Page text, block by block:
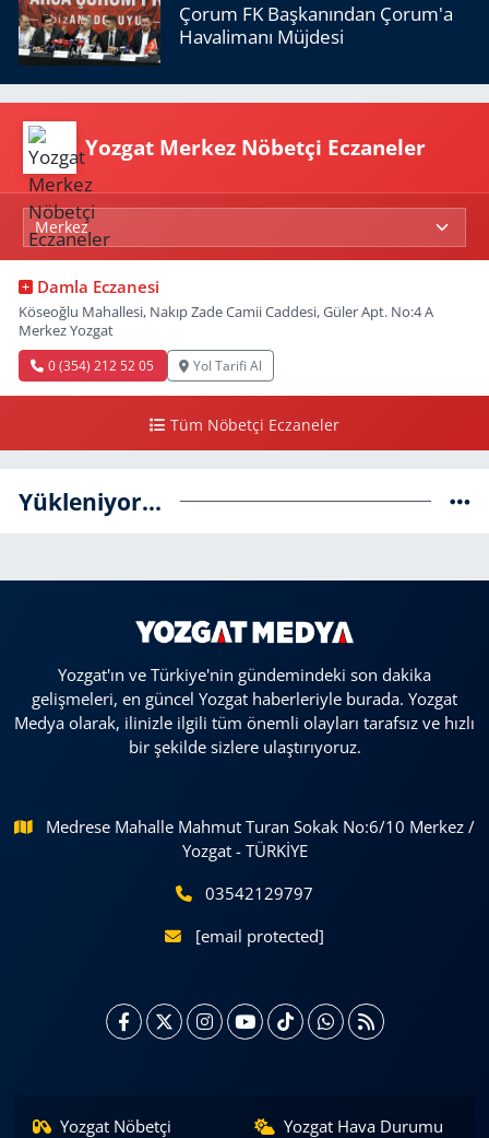
Çorum FK Başkanından Çorum'a
Havalimanı Müjdesi
Yozgat Merkez Nöbetçi Eczaneler
Damla Eczanesi
Köseoğlu Mahallesi, Nakıp Zade Camii Caddesi, Güler Apt. No:4 A
Merkez Yozgat
0 (354) 212 52 05 Yol Tarifi Al
Tüm Nöbetçi Eczaneler
Yükleniyor...
Yozgat'ın ve Türkiye'nin gündemindeki son dakika
gelişmeleri, en güncel Yozgat haberleriyle burada. Yozgat
Medya olarak, ilinizle ilgili tüm önemli olayları tarafsız ve hızlı
bir şekilde sizlere ulaştırıyoruz.
Medrese Mahalle Mahmut Turan Sokak No:6/10 Merkez /
Yozgat - TÜRKİYE
03542129797
[email protected]
Yozgat Nöbetçi
Yozgat Hava Durumu